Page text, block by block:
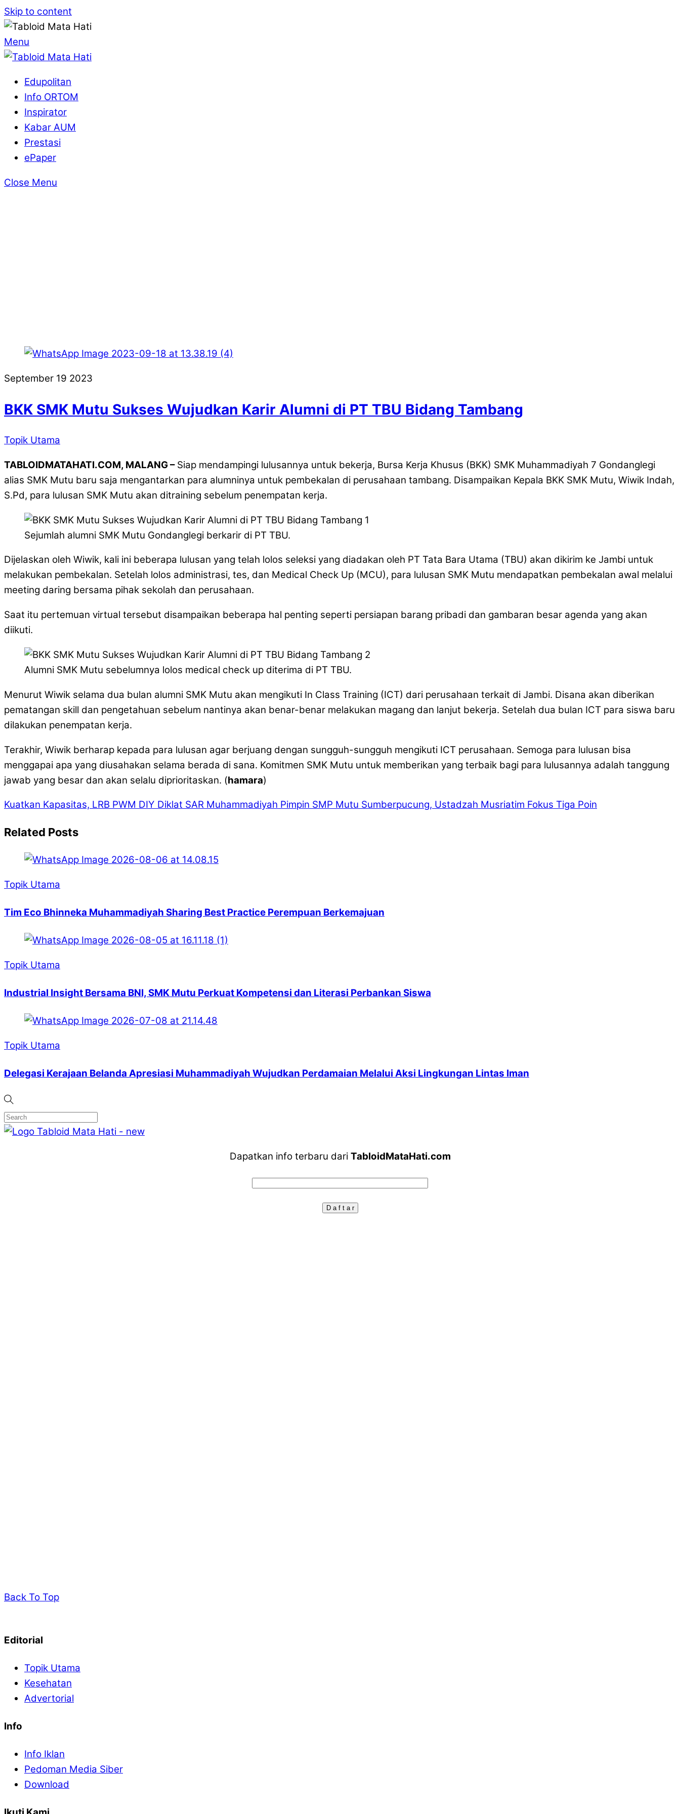
Skip to content
Menu
Edupolitan
Info ORTOM
Inspirator
Kabar AUM
Prestasi
ePaper
Close Menu
September 19 2023
BKK SMK Mutu Sukses Wujudkan Karir Alumni di PT TBU Bidang Tambang
Topik Utama
TABLOIDMATAHATI.COM, MALANG –Siap mendampingi lulusannya untuk bekerja, Bursa Kerja Khusus (BKK) SMK Muhammadiyah 7 Gondanglegi
alias SMK Mutu baru saja mengantarkan para alumninya untuk pembekalan di perusahaan tambang. Disampaikan Kepala BKK SMK Mutu, Wiwik Indah,
S.Pd, para lulusan SMK Mutu akan ditraining sebelum penempatan kerja.
Sejumlah alumni SMK Mutu Gondanglegi berkarir di PT TBU.
Dijelaskan oleh Wiwik, kali ini beberapa lulusan yang telah lolos seleksi yang diadakan oleh PT Tata Bara Utama (TBU) akan dikirim ke Jambi untuk
melakukan pembekalan. Setelah lolos administrasi, tes, dan Medical Check Up (MCU), para lulusan SMK Mutu mendapatkan pembekalan awal melalui
meeting daring bersama pihak sekolah dan perusahaan.
Saat itu pertemuan virtual tersebut disampaikan beberapa hal penting seperti persiapan barang pribadi dan gambaran besar agenda yang akan
diikuti.
Alumni SMK Mutu sebelumnya lolos medical check up diterima di PT TBU.
Menurut Wiwik selama dua bulan alumni SMK Mutu akan mengikuti In Class Training (ICT) dari perusahaan terkait di Jambi. Disana akan diberikan
pematangan skill dan pengetahuan sebelum nantinya akan benar-benar melakukan magang dan lanjut bekerja. Setelah dua bulan ICT para siswa baru
dilakukan penempatan kerja.
Terakhir, Wiwik berharap kepada para lulusan agar berjuang dengan sungguh-sungguh mengikuti ICT perusahaan. Semoga para lulusan bisa
menggapai apa yang diusahakan selama berada di sana. Komitmen SMK Mutu untuk memberikan yang terbaik bagi para lulusannya adalah tanggung
jawab yang besar dan akan selalu diprioritaskan. (hamara)
Kuatkan Kapasitas, LRB PWM DIY Diklat SAR Muhammadiyah Pimpin SMP Mutu Sumberpucung, Ustadzah Musriatim Fokus Tiga Poin
Related Posts
Topik Utama
Tim Eco Bhinneka Muhammadiyah Sharing Best Practice Perempuan Berkemajuan
Topik Utama
Industrial Insight Bersama BNI, SMK Mutu Perkuat Kompetensi dan Literasi Perbankan Siswa
Topik Utama
Delegasi Kerajaan Belanda Apresiasi Muhammadiyah Wujudkan Perdamaian Melalui Aksi Lingkungan Lintas Iman
Dapatkan info terbaru dari TabloidMataHati.com
Back To Top
Editorial
Topik Utama
Kesehatan
Advertorial
Info
Info Iklan
Pedoman Media Siber
Download